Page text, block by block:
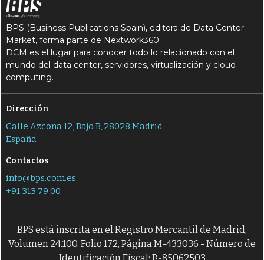
BPS (Business Publications Spain), editora de Data Center
Market, forma parte de Nextwork360.
DCM es el lugar para conocer todo lo relacionado con el
mundo del data center, servidores, virtualización y cloud
computing.
Dirección
Calle Azcona 12, Bajo B, 28028 Madrid
España
Contactos
info@bps.com.es
+91 313 79 00
BPS está inscrita en el Registro Mercantil de Madrid,
Volumen 24.100, Folio 172, Página M-433036 - Número de